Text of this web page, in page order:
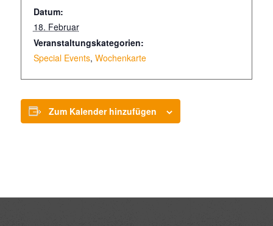
Datum:
18. Februar
Veranstaltungskategorien:
Special Events, Wochenkarte
Zum Kalender hinzufügen